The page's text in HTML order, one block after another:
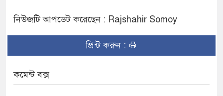
নিউজটি আপডেট করেছেন : Rajshahir Somoy
প্রিন্ট করুন :
কমেন্ট বক্স